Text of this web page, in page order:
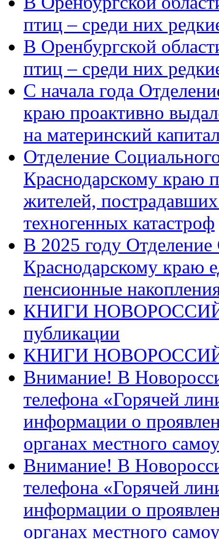
птиц – среди них
В Оренбургской
птиц – среди них
С начала года
краю проактивно
на материнский
Отделение
Краснодарскому краю
жителей,
техногенных катастроф
В 2025 году
Краснодарскому краю
пенсионные
КНИГИ
публикации
КНИГИ
Внимание! В
телефона «Горячей
информации о
органах местного
Внимание! В
телефона «Горячей
информации о
органах местного